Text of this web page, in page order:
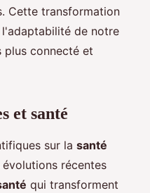
Cette transformation
de notre
plus connecté et
et santé
sur la santé
récentes
qui transforment